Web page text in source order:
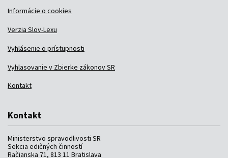
Informácie o cookies
Verzia Slov-Lexu
Vyhlásenie o prístupnosti
Vyhlasovanie v Zbierke zákonov SR
Kontakt
Kontakt
Ministerstvo spravodlivosti SR
Sekcia edičných činností
Račianska 71, 813 11 Bratislava